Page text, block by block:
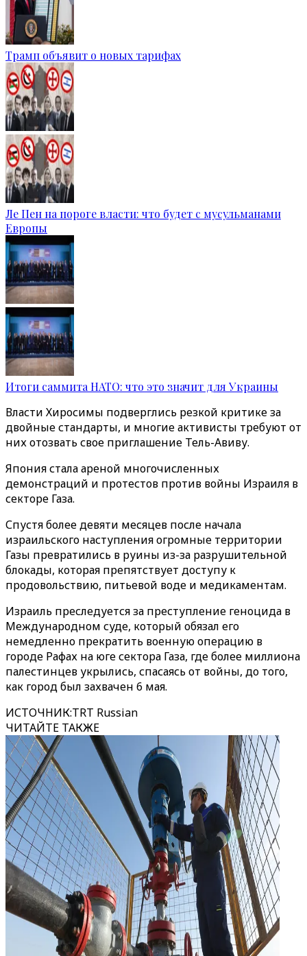
Трамп объявит о новых тарифах
Ле Пен на пороге власти: что будет с мусульманами
Европы
Итоги саммита НАТО: что это значит для Украины
Власти Хиросимы подверглись резкой критике за
двойные стандарты, и многие активисты требуют от
них отозвать свое приглашение Тель-Авиву.
Япония стала ареной многочисленных
демонстраций и протестов против войны Израиля в
секторе Газа.
Спустя более девяти месяцев после начала
израильского наступления огромные территории
Газы превратились в руины из-за разрушительной
блокады, которая препятствует доступу к
продовольствию, питьевой воде и медикаментам.
Израиль преследуется за преступление геноцида в
Международном суде, который обязал его
немедленно прекратить военную операцию в
городе Рафах на юге сектора Газа, где более миллиона
палестинцев укрылись, спасаясь от войны, до того,
как город был захвачен 6 мая.
ИСТОЧНИК:TRT Russian
ЧИТАЙТЕ ТАКЖЕ